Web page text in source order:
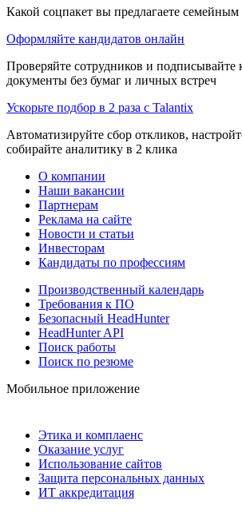
Какой соцпакет вы предлагаете семейным
Оформляйте кандидатов онлайн
Проверяйте сотрудников и подписывайте
документы без бумаг и личных встреч
Ускорьте подбор в 2 раза с Talantix
Автоматизируйте сбор откликов,
собирайте аналитику в 2 клика
О компании
Наши вакансии
Партнерам
Реклама на сайте
Новости и статьи
Инвесторам
Кандидаты по профессиям
Производственный календарь
Требования к ПО
Безопасный HeadHunter
HeadHunter API
Поиск работы
Поиск по резюме
Мобильное приложение
Этика и комплаенс
Оказание услуг
Использование сайтов
Защита персональных данных
ИТ аккредитация